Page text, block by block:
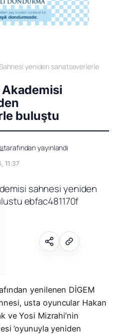
yeniden sanatseverlerle
Akademisi
buluştu
tarafından yayınlandı
11:37
yenilenen DİGEM
usta oyuncular Hakan
ve Yosi Mizrahi’nin
’oyunuyla yeniden